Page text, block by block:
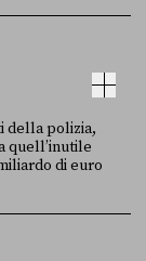
della polizia,
quell’inutile
di euro